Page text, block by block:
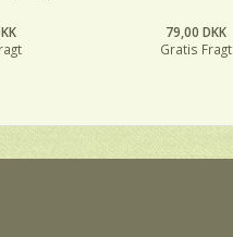
79,00 DKK
Gratis Fragt